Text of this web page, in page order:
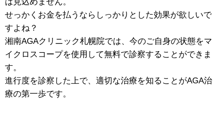
せっかくお金を払うならしっかりとした効果が欲しいで
すよね？
湘南AGAクリニック札幌院では、今のご自身の状態をマ
イクロスコープを使用して無料で診察することができま
す。
進行度を診察した上で、適切な治療を知ることがAGA治
療の第一歩です。